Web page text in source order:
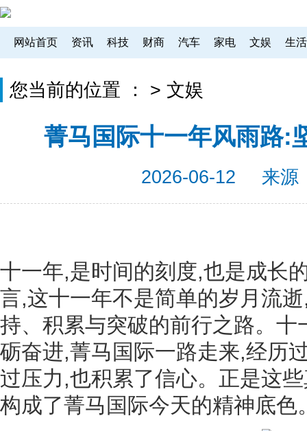
网站首页 资讯 科技 财商 汽车 家电 文娱 生活
您当前的位置 ： > 文娱
菁马国际十一年风雨路:
2026-06-12 来源
十一年,是时间的刻度,也是成长
言,这十一年不是简单的岁月流
持、积累与突破的前行之路。
砺奋进,菁马国际一路走来,经历
过压力,也积累了信心。正是这
构成了菁马国际今天的精神底色